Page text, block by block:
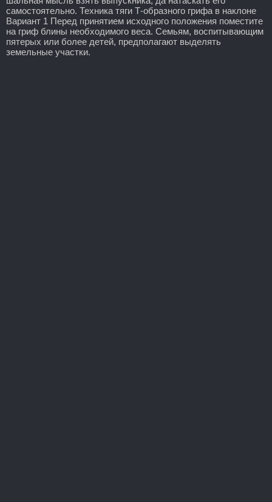
самостоятельно. Техника тяги Т-образного грифа в наклоне
Вариант 1 Перед принятием исходного положения поместите
на гриф блины необходимого веса. Семьям, воспитывающим
пятерых или более детей, предполагают выделять
земельные участки.